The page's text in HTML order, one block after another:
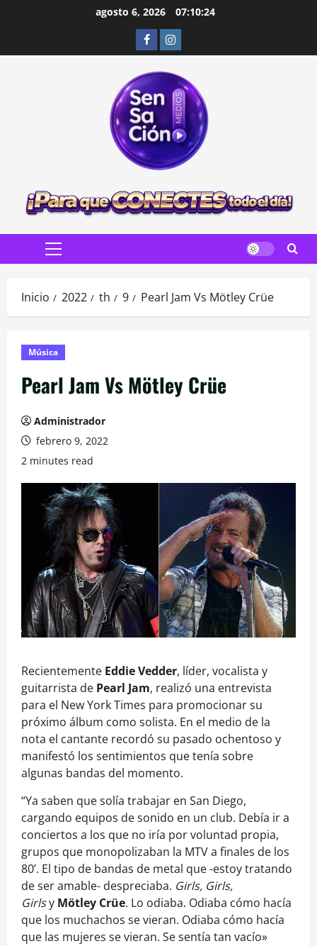
agosto 6, 2026 07:10:25
FacebookInstagram
Menú
Inicio 2022 th 9 Pearl Jam Vs Mötley Crüe
Música
Pearl Jam Vs Mötley Crüe
Administrador
febrero 9, 2022
2 minutes read
Recientemente Eddie Vedder, líder, vocalista y
guitarrista de Pearl Jam, realizó una entrevista
para el New York Times para promocionar su
próximo álbum como solista. En el medio de la
nota el cantante recordó su pasado ochentoso y
manifestó los sentimientos que tenía sobre
algunas bandas del momento.
“Ya saben que solía trabajar en San Diego,
cargando equipos de sonido en un club. Debía ir a
conciertos a los que no iría por voluntad propia,
grupos que monopolizaban la MTV a finales de los
80’. El tipo de bandas de metal que -estoy tratando
de ser amable- despreciaba. Girls, Girls,
Girlsy Mötley Crüe. Lo odiaba. Odiaba cómo hacía
que los muchachos se vieran. Odiaba cómo hacía
que las mujeres se vieran. Se sentía tan vacío»